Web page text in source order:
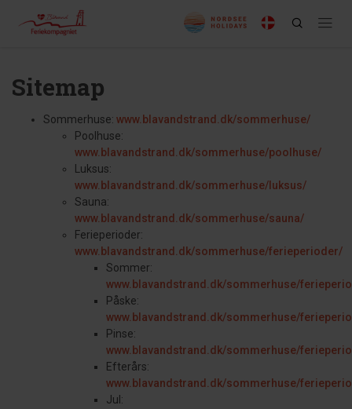
Sitemap
Sommerhuse: www.blavandstrand.dk/sommerhuse/
Poolhuse:
www.blavandstrand.dk/sommerhuse/poolhuse/
Luksus:
www.blavandstrand.dk/sommerhuse/luksus/
Sauna:
www.blavandstrand.dk/sommerhuse/sauna/
Ferieperioder:
www.blavandstrand.dk/sommerhuse/ferieperioder/
Sommer:
www.blavandstrand.dk/sommerhuse/
Påske:
www.blavandstrand.dk/sommerhuse/
Pinse:
www.blavandstrand.dk/sommerhuse/
Efterårs:
www.blavandstrand.dk/sommerhuse/
Jul: